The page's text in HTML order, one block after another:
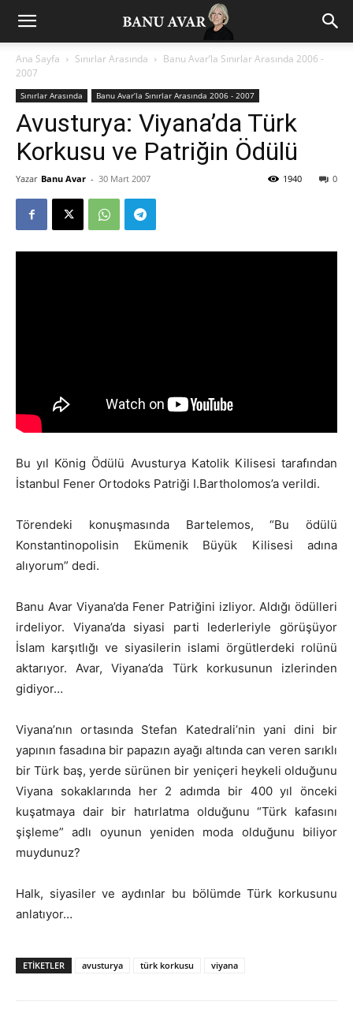
Ana Sayfa Sınırlar Arasında
Banu Avar’la Sınırlar Arasında 2006 -
2007
Sınırlar Arasında Banu Avar’la Sınırlar Arasında 2006 - 2007
Avusturya: Viyana’da Türk
Korkusu ve Patriğin Ödülü
Yazar Banu Avar - 30 Mart 2007 0
1940
Bu yıl König Ödülü Avusturya Katolik Kilisesi tarafından
İstanbul Fener Ortodoks Patriği I.Bartholomos’a verildi.
Törendeki konuşmasında Bartelemos, “Bu ödülü
Konstantinopolisin Ekümenik Büyük Kilisesi adına
alıyorum” dedi.
Banu Avar Viyana’da Fener Patriğini izliyor. Aldığı ödülleri
irdeliyor. Viyana’da siyasi parti lederleriyle görüşüyor
İslam karşıtlığı ve siyasilerin islami örgütlerdeki rolünü
aktarıyor. Avar, Viyana’da Türk korkusunun izlerinden
gidiyor…
Viyana’nın ortasında Stefan Katedrali’nin yani dini bir
yapının fasadına bir papazın ayağı altında can veren sarıklı
bir Türk baş, yerde sürünen bir yeniçeri heykeli olduğunu
Viyana sokaklarında her 2 adımda bir 400 yıl önceki
kuşatmaya dair bir hatırlatma olduğunu “Türk kafasını
şişleme” adlı oyunun yeniden moda olduğunu biliyor
muydunuz?
Halk, siyasiler ve aydınlar bu bölümde Türk korkusunu
anlatıyor…
ETIKETLER avusturya türk korkusu viyana